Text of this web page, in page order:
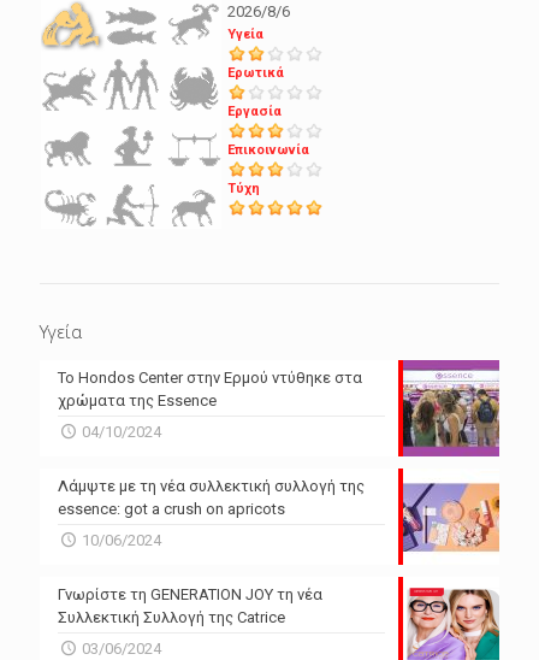
2026/8/6
Υγεία
Ερωτικά
Εργασία
Επικοινωνία
Τύχη
Υγεία
Το Hondos Center στην Ερμού ντύθηκε στα
χρώματα της Essence
04/10/2024
Λάμψτε με τη νέα συλλεκτική συλλογή της
essence: got a crush on apricots
10/06/2024
Γνωρίστε τη GENERATION JOY τη νέα
Συλλεκτική Συλλογή της Catrice
03/06/2024